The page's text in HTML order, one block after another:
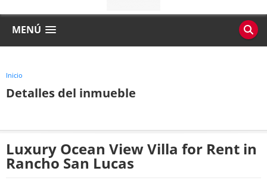
MENÚ
Inicio
Detalles del inmueble
Luxury Ocean View Villa for Rent in
Rancho San Lucas